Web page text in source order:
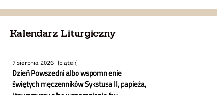
Kalendarz Liturgiczny